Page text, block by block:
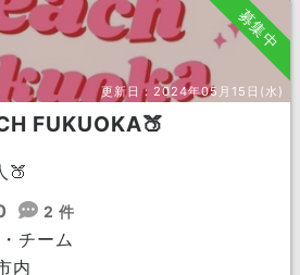
募集中
更新日： 2024年05月15日(水)
FUKUOKA🍑
🍑
2 件
チーム
内